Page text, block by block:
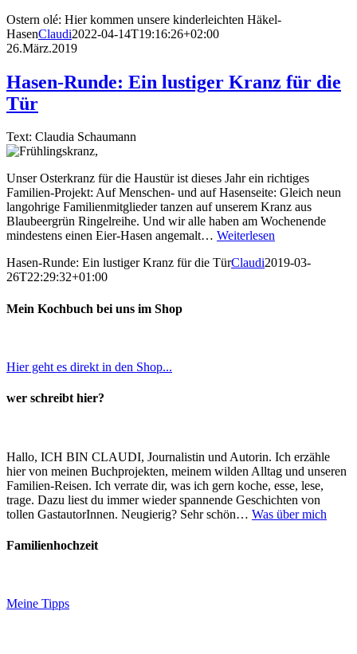
Ostern olé: Hier kommen unsere kinderleichten Häkel-
HasenClaudi2022-04-14T19:16:26+02:00
26.März.2019
Hasen-Runde: Ein lustiger Kranz für die
Tür
Text: Claudia Schaumann
Unser Osterkranz für die Haustür ist dieses Jahr ein richtiges
Familien-Projekt: Auf Menschen- und auf Hasenseite: Gleich neun
langohrige Familienmitglieder tanzen auf unserem Kranz aus
Blaubeergrün Ringelreihe. Und wir alle haben am Wochenende
mindestens einen Eier-Hasen angemalt… Weiterlesen
Hasen-Runde: Ein lustiger Kranz für die TürClaudi2019-03-
26T22:29:32+01:00
Mein Kochbuch bei uns im Shop
Hier geht es direkt in den Shop...
wer schreibt hier?
Hallo, ICH BIN CLAUDI, Journalistin und Autorin. Ich erzähle
hier von meinen Buchprojekten, meinem wilden Alltag und unseren
Familien-Reisen. Ich verrate dir, was ich gern koche, esse, lese,
trage. Dazu liest du immer wieder spannende Geschichten von
tollen GastautorInnen. Neugierig? Sehr schön… Was über mich
Familienhochzeit
Meine Tipps